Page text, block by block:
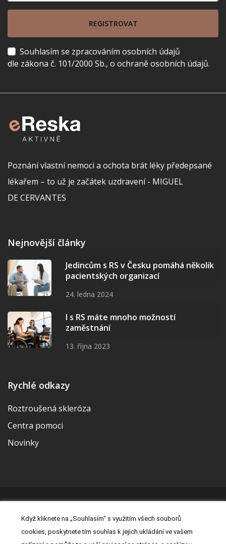
REGISTROVAT
Souhlasím se zpracováním osobních údajů
dle zákona č. 101/2000 Sb., o ochraně osobních údajů.
Poznání vlastní nemoci a ochota brát léky předepsané
lékařem – to už je začátek uzdravení - MIGUEL
DE CERVANTES
Nejnovější články
Jedincům s RS v Česku pomáhá několik
pacientských organizací
24. ledna 2024
I s RS máte mnoho možností
zaměstnání
13. října 2023
Rychlé odkazy
Roztroušená skleróza
Centra pomoci
Novinky
Právní prohlášení|Prohlášení o cookies|Nastavení cookies
Kontakt|Zásady zpracování osobních údajů
Když kliknete na „Souhlasím“ s využitím všech souborů
cookies, poskytnete tím souhlas k jejich ukládání ve vašem